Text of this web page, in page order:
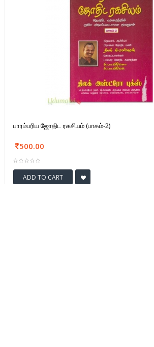
பாரம்பரிய ஜோதிட ரகசியம் (பாகம்-2)
500.00
ADD TO CART